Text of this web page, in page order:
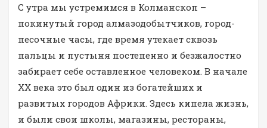
C утра мы устремимся в Колманскоп –
покинутый город алмазодобытчиков, город-
песочные часы, где время утекает сквозь
пальцы и пустыня постепенно и безжалостно
забирает себе оставленное человеком. В начале
XX века это был один из богатейших и
развитых городов Африки. Здесь кипела жизнь,
и были свои школы, магазины, рестораны,